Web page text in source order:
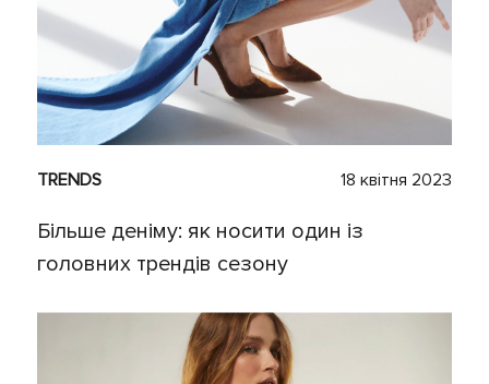
TRENDS 18 квітня 2023
Більше деніму: як носити один із
головних трендів сезону